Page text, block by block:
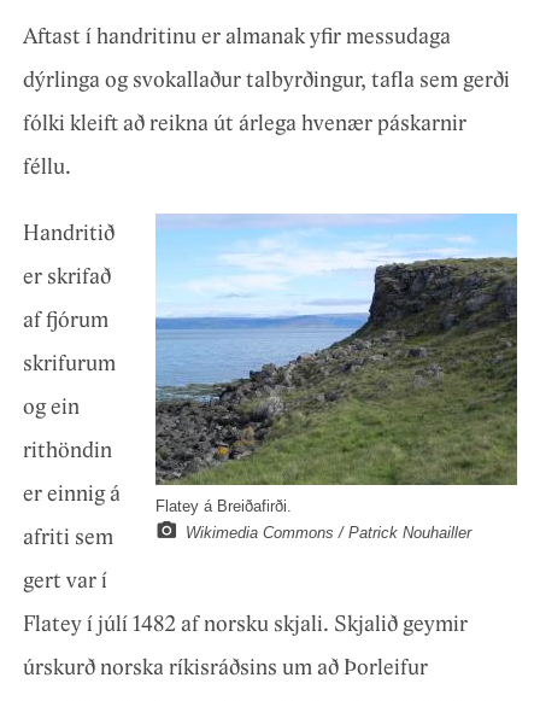
Aftast í handritinu er almanak yfir messudaga
dýrlinga og svokallaður talbyrðingur, tafla sem gerði
fólki kleift að reikna út árlega hvenær páskarnir
féllu.
Flatey á Breiðafirði.
Wikimedia Commons / Patrick Nouhailler
Handritið
er skrifað
af fjórum
skrifurum
og ein
rithöndin
er einnig á
afriti sem
gert var í
Flatey í júlí 1482 af norsku skjali. Skjalið geymir
úrskurð norska ríkisráðsins um að Þorleifur